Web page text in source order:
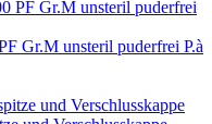
Gr.M unsteril puderfrei P.à